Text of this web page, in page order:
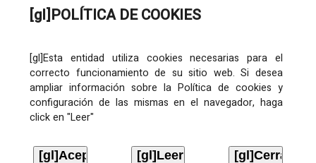
[gl]POLÍTICA DE COOKIES
[gl]Esta entidad utiliza cookies necesarias para el
correcto funcionamiento de su sitio web. Si desea
ampliar información sobre la Política de cookies y
configuración de las mismas en el navegador, haga
click en "Leer"
02/08/2022
ACTIVIDADE CORPORATIVA. Xunta de Goberno Local do 30 de decembro
de 2020
28/12/2020
Amosar
ACTIVIDADE CORPORATIVA. Extracto do Pleno ordinario de data 2.7.2020
08/07/2020
Amosar